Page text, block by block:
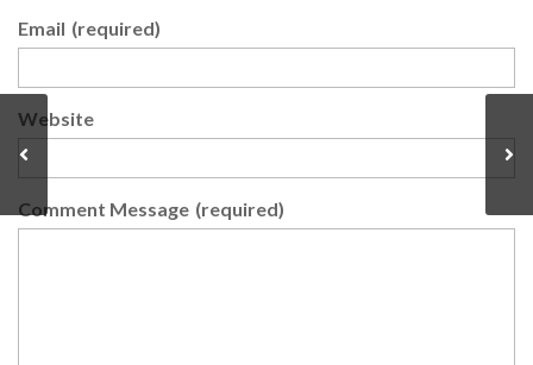
Email (required)
Website
Comment Message (required)